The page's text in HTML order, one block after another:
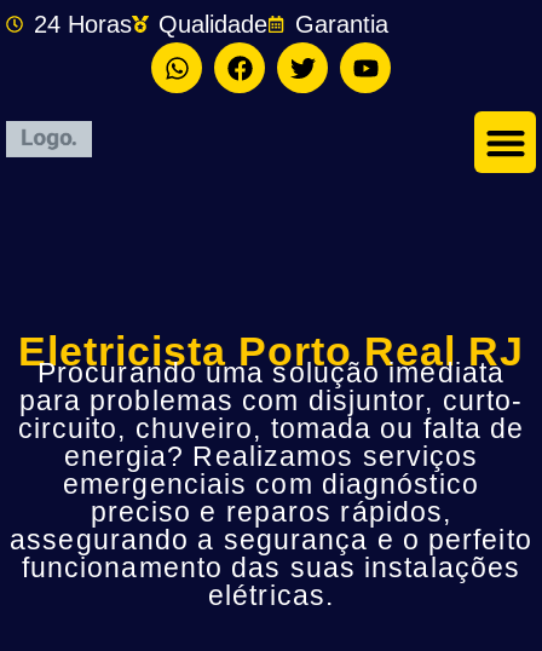
24 Horas Qualidade Garantia
Eletricista Porto Real RJ
Procurando uma solução imediata
para problemas com disjuntor, curto-
circuito, chuveiro, tomada ou falta de
energia? Realizamos serviços
emergenciais com diagnóstico
preciso e reparos rápidos,
assegurando a segurança e o perfeito
funcionamento das suas instalações
elétricas.